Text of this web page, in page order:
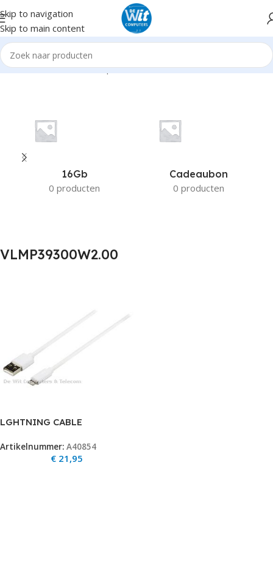
Skip to navigation
Skip to main content
Home Product Fabrikant productnummer VLMP39300W2.00
16Gb
0 producten
Cadeaubon
0 producten
VLMP39300W2.00
LGHTNING CABLE
Artikelnummer: A40854
€ 21,95